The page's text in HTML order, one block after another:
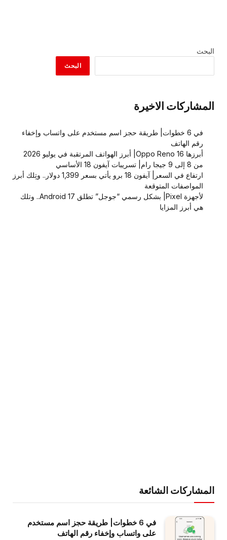
البحث
البحث
المشاركات الاخيرة
في 6 خطوات| طريقة حجز اسم مستخدم على واتساب وإخفاء
رقم الهاتف
أبرزها Oppo Reno 16| أبرز الهواتف المرتقبة في يوليو 2026
من 8 إلى 9 جيجا رام| تسريبات آيفون 18 الأساسي
ارتفاع في السعر| آيفون 18 برو يأتي بسعر 1,399 دولار.. وتِلك أبرز
المواصفات المتوقعة
لأجهزة Pixel| بشكل رسمي “جوجل” تطلق Android 17.. وتلك
هي أبرز المزايا
المشاركات الشائعة
في 6 خطوات| طريقة حجز اسم مستخدم
على واتساب وإخفاء رقم الهاتف